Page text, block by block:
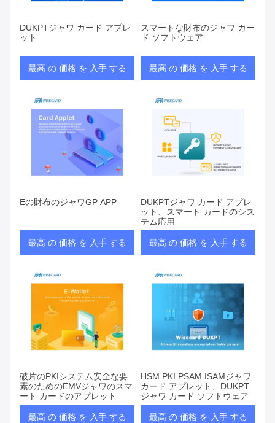
DUKPTジャワ カード アプレ
ット
最高 の 価格 を 入手 する
スマートな財布のジャワ カー
ド ソフトウェア
最高 の 価格 を 入手 する
Eの財布のジャワGP APP
最高 の 価格 を 入手 する
DUKPTジャワ カード アプレ
ット、スマート カードのシス
テム応用
最高 の 価格 を 入手 する
破片のPKIシステム安全な要
素のためのEMVジャワのスマ
ート カードのアプレット
最高 の 価格 を 入手 する
HSM PKI PSAM ISAMジャワ
カード アプレット、DUKPT
ジャワ カード ソフトウェア
最高 の 価格 を 入手 する